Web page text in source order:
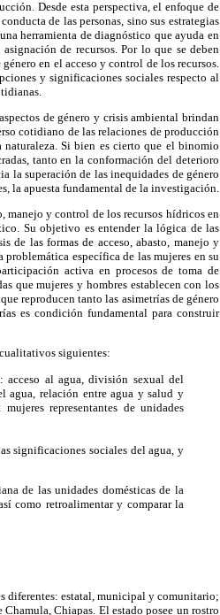
Desde esta perspectiva, el enfoque de
de las personas, sino sus estrategias
herramienta de diagnóstico que ayuda en
de recursos. Por lo que se deben
en el acceso y control de los recursos.
y significaciones sociales respecto al
de género y crisis ambiental brindan
cotidiano de las relaciones de producción
Si bien es cierto que el binomio
tanto en la conformación del deterioro
la superación de las inequidades de género
la apuesta fundamental de la investigación.
manejo y control de los recursos hídricos en
Su objetivo es entender la lógica de las
de las formas de acceso, abasto, manejo y
específica de las mujeres en su
activa en procesos de toma de
que mujeres y hombres establecen con los
reproducen tanto las asimetrías de género
es condición fundamental para construir
siguientes:
acceso al agua, división sexual del
agua, relación entre agua y salud y
representantes de unidades
significaciones sociales del agua, y
de las unidades domésticas de la
como retroalimentar y comparar la
diferentes: estatal, municipal y comunitario;
Chiapas. El estado posee un rostro